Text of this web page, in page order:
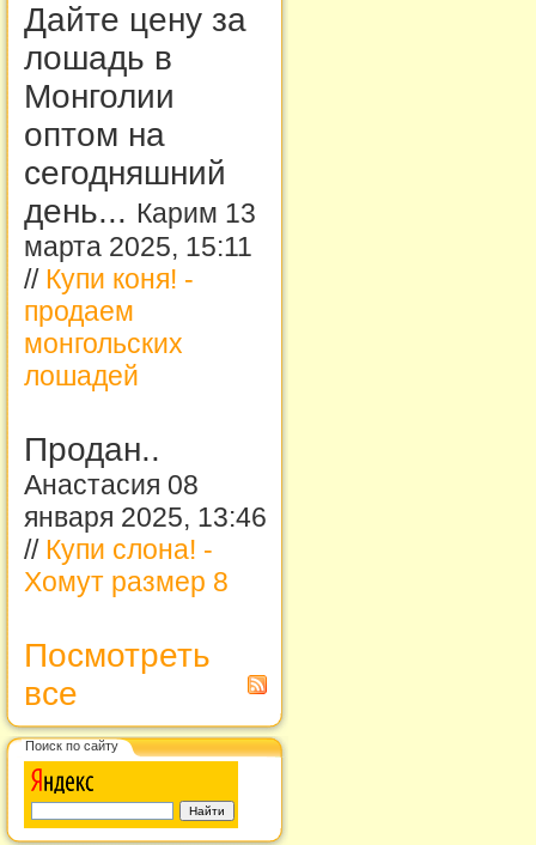
Дайте цену за
лошадь в
Монголии
оптом на
сегодняшний
день... Карим 13
марта 2025, 15:11
// Купи коня! -
продаем
монгольских
лошадей
Продан..
Анастасия 08
января 2025, 13:46
// Купи слона! -
Хомут размер 8
Посмотреть
все
Поиск по сайту